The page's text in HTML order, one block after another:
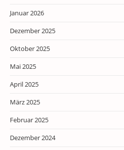
Januar 2026
Dezember 2025
Oktober 2025
Mai 2025
April 2025
März 2025
Februar 2025
Dezember 2024